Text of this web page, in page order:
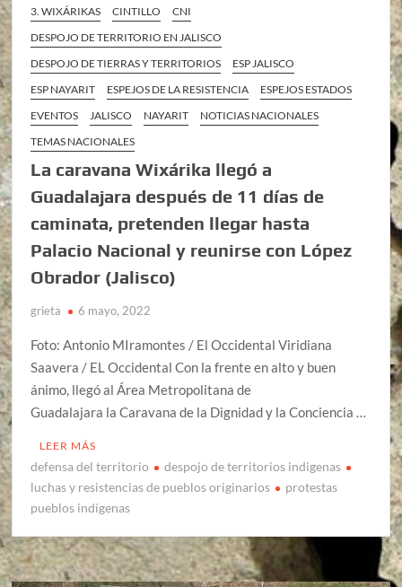
3. WIXÁRIKAS CINTILLO
CNI
DESPOJO DE TERRITORIO EN JALISCO
DESPOJO DE TIERRAS Y TERRITORIOS
ESP JALISCO
ESP NAYARIT
ESPEJOS DE LA RESISTENCIA
ESPEJOS ESTADOS
EVENTOS
JALISCO NAYARIT
NOTICIAS NACIONALES
TEMAS NACIONALES
La caravana Wixárika llegó a
Guadalajara después de 11 días de
caminata, pretenden llegar hasta
Palacio Nacional y reunirse con López
Obrador (Jalisco)
grieta 6 mayo, 2022
Foto: Antonio MIramontes / El Occidental Viridiana
Saavera / EL Occidental Con la frente en alto y buen
ánimo, llegó al Área Metropolitana de
Guadalajara la Caravana de la Dignidad y la Conciencia …
LEER MÁS
defensa del territorio
despojo de territorios indigenas
luchas y resistencias de pueblos originarios
protestas
pueblos indígenas